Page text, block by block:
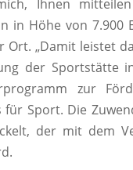
Ihnen
in Höhe von
Ort. „Damit leistet
der Sportstätte
zur
für Sport. Die
der mit dem